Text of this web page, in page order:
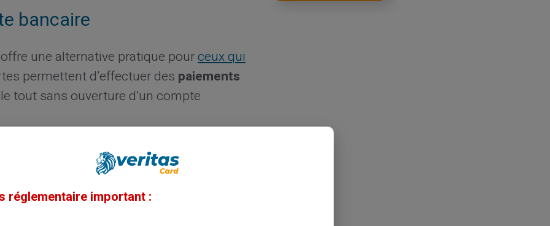
bancaire
offre une alternative pratique pourceux qui
permettent d’effectuer des paiements
le tout sans ouverture d’un compte
peuvent aussi y accéder
de la carte, vous bénéficiez d’une
Cette liberté de gestion attire de
réglementaire important :